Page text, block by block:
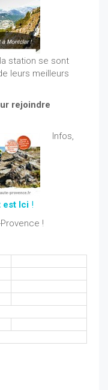
station se sont
leurs meilleurs
rejoindre
Infos,
est Ici !
!